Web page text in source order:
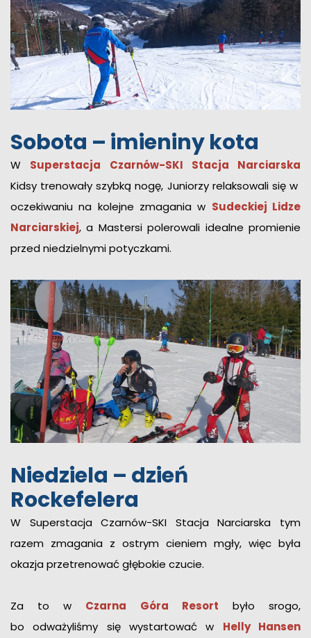
Sobota – imieniny kota
W Superstacja Czarnów-SKI Stacja Narciarska
Kidsy trenowały szybką nogę, Juniorzy relaksowali się w
oczekiwaniu na kolejne zmagania w Sudeckiej Lidze
Narciarskiej, a Mastersi polerowali idealne promienie
przed niedzielnymi potyczkami.
Niedziela – dzień
Rockefelera
W Superstacja Czarnów-SKI Stacja Narciarska tym
razem zmagania z ostrym cieniem mgły, więc była
okazja przetrenować głębokie czucie.
Za to w Czarna Góra Resort było srogo,
bo odważyliśmy się wystartować w Helly Hansen